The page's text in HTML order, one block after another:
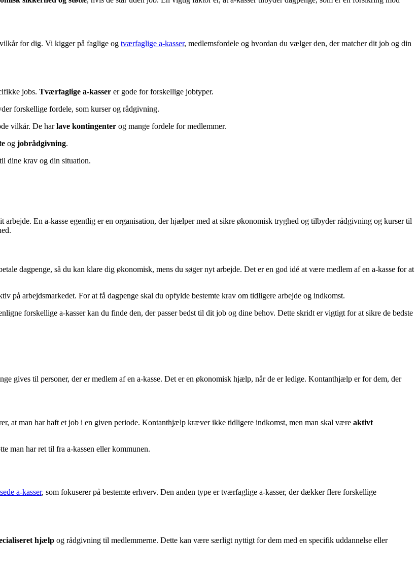
for dig. Vi kigger på faglige og tværfaglige a-kasser, medlemsfordele og hvordan du vælger den, der matcher dit job og din
jobs. Tværfaglige a-kasser er gode for forskellige jobtyper.
forskellige fordele, som kurser og rådgivning.
vilkår. De harlave kontingenter og mange fordele for medlemmer.
og jobrådgivning.
dine krav og din situation.
arbejde. En a-kasse egentlig er en organisation, der hjælper med at sikre økonomisk tryghed og tilbyder rådgivning og kurser til
dagpenge, så du kan klare dig økonomisk, mens du søger nyt arbejde. Det er en god idé at være medlem af en a-kasse for at
på arbejdsmarkedet. For at få dagpenge skal du opfylde bestemte krav om tidligere arbejde og indkomst.
forskellige a-kasser kan du finde den, der passer bedst til dit job og dine behov. Dette skridt er vigtigt for at sikre de bedste
gives til personer, der er medlem af en a-kasse. Det er en økonomisk hjælp, når de er ledige. Kontanthjælp er for dem, der
at man har haft et job i en given periode. Kontanthjælp kræver ikke tidligere indkomst, men man skal være aktivt
man har ret til fra a-kassen eller kommunen.
a-kasser, som fokuserer på bestemte erhverv. Den anden type er tværfaglige a-kasser, der dækker flere forskellige
hjælp og rådgivning til medlemmerne. Dette kan være særligt nyttigt for dem med en specifik uddannelse eller